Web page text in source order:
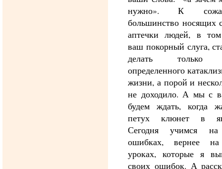
нужно». К
большинство носящих
аптечки людей, в
ваш покорный слуга,
делать только
определенного
жизни, а порой и
не доходило. А мы с
будем ждать, когда
петух клюнет в
Сегодня учимся
ошибках, вернее
уроках, которые я
своих ошибок. А